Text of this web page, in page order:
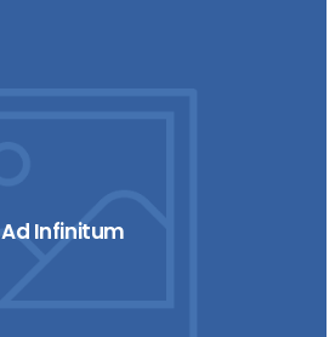
Ad Infinitum